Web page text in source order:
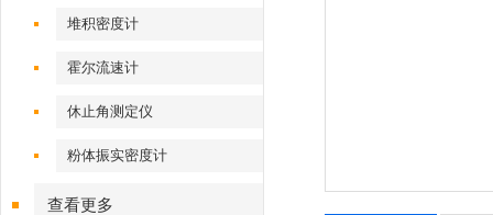
堆积密度计
霍尔流速计
休止角测定仪
粉体振实密度计
查看更多